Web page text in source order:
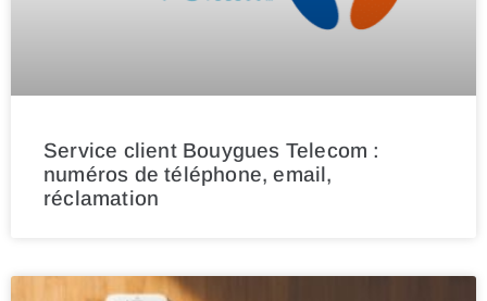
Service client Bouygues Telecom :
numéros de téléphone, email,
réclamation